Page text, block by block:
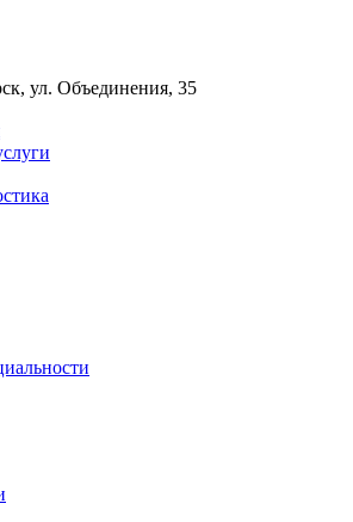
ул. Объединения, 35